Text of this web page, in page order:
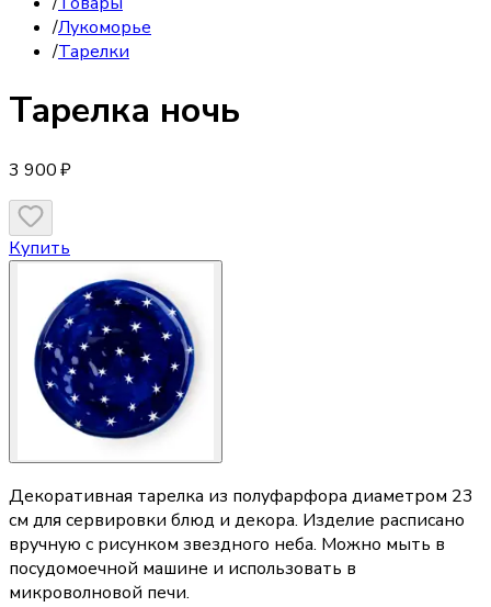
/Лукоморье
/Тарелки
Тарелка ночь
3 900 ₽
Купить
Декоративная тарелка из полуфарфора диаметром 23
см для сервировки блюд и декора. Изделие расписано
вручную с рисунком звездного неба. Можно мыть в
посудомоечной машине и использовать в
микроволновой печи.